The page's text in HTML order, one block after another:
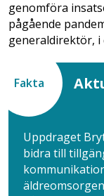
genomföra
pågående
generaldirektör, i
Fakta
Uppdraget
bidra till